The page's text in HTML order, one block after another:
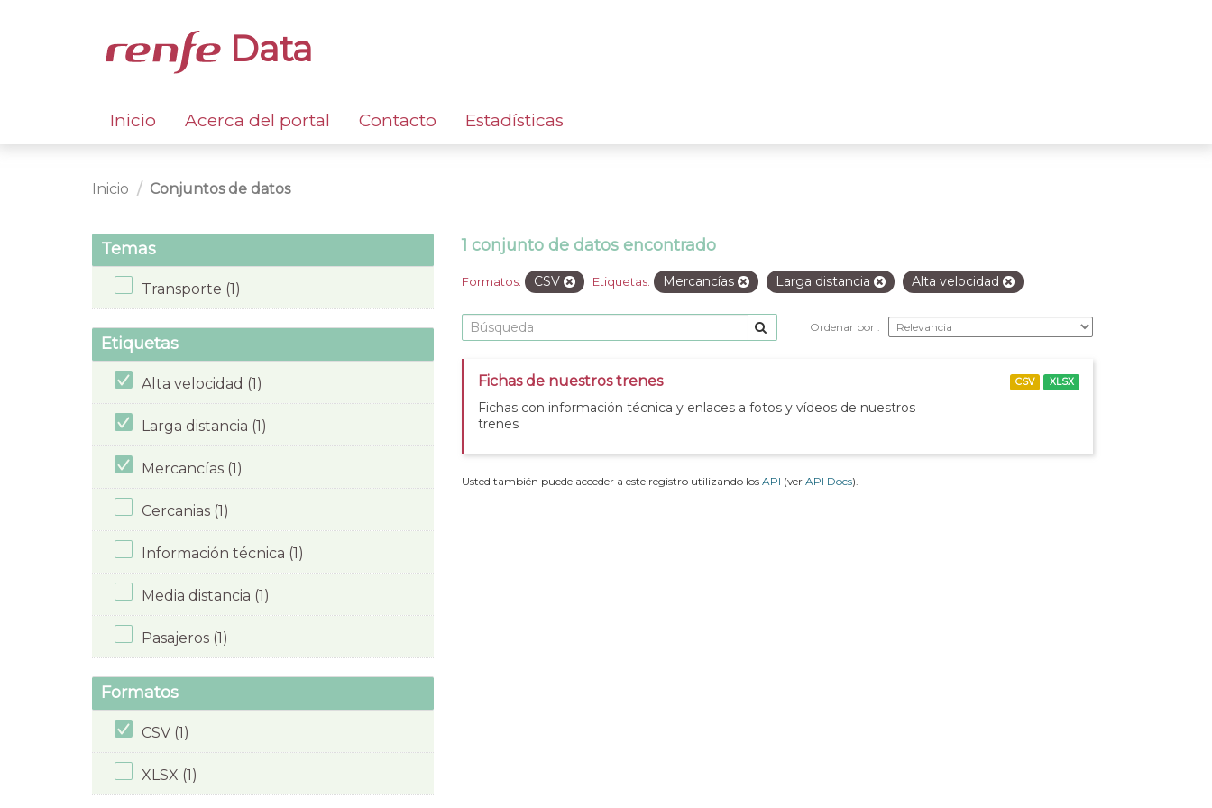
Data
Inicio Acerca del portal Contacto Estadísticas
Inicio Conjuntos de datos
Temas
Transporte (1)
Etiquetas
Alta velocidad (1)
Larga distancia (1)
Mercancías (1)
Cercanias (1)
Información técnica (1)
Media distancia (1)
Pasajeros (1)
Formatos
CSV (1)
XLSX (1)
1 conjunto de datos encontrado
Formatos: CSV Etiquetas: Mercancías Larga distancia Alta velocidad
Ordenar por
Fichas de nuestros trenes
Fichas con información técnica y enlaces a fotos y vídeos de nuestros
trenes
CSV XLSX
Usted también puede acceder a este registro utilizando los API (ver API Docs).